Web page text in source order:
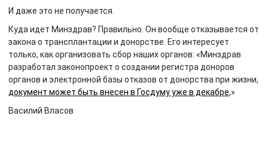
И даже это не получается.
Куда идет Минздрав? Правильно. Он вообще отказывается от
закона о трансплантации и донорстве. Его интересует
только, как организовать сбор наших органов: «Минздрав
разработал законопроект о создании регистра доноров
органов и электронной базы отказов от донорства при жизни,
документ может быть внесен в Госдуму уже в декабре,»
Василий Власов